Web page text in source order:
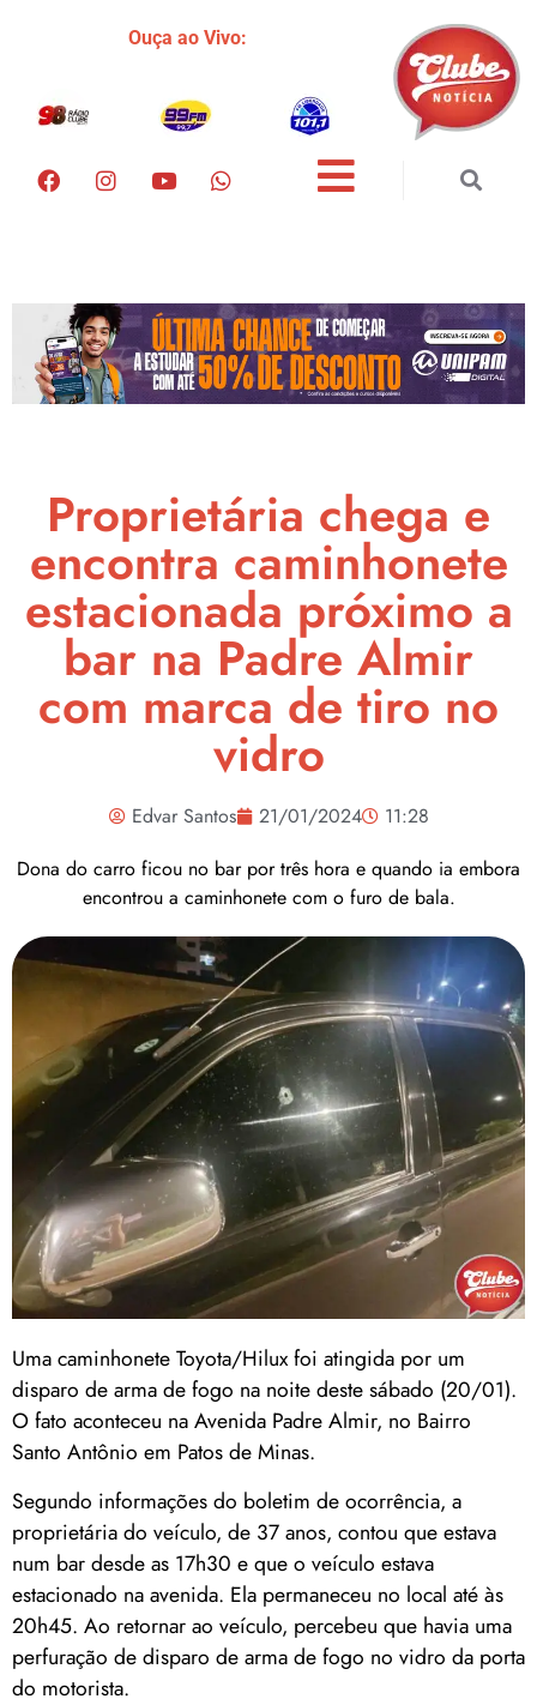
Ouça ao Vivo:
Proprietária chega e
encontra caminhonete
estacionada próximo a
bar na Padre Almir
com marca de tiro no
vidro
Edvar Santos 21/01/2024
11:28
Dona do carro ficou no bar por três hora e quando ia embora
encontrou a caminhonete com o furo de bala.
Uma caminhonete Toyota/Hilux foi atingida por um
disparo de arma de fogo na noite deste sábado (20/01).
O fato aconteceu na Avenida Padre Almir, no Bairro
Santo Antônio em Patos de Minas.
Segundo informações do boletim de ocorrência, a
proprietária do veículo, de 37 anos, contou que estava
num bar desde as 17h30 e que o veículo estava
estacionado na avenida. Ela permaneceu no local até às
20h45. Ao retornar ao veículo, percebeu que havia uma
perfuração de disparo de arma de fogo no vidro da porta
do motorista.